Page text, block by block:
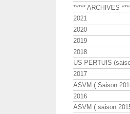
***** ARCHIVES
2021
2020
2019
2018
US PERTUIS
2017
ASVM ( Saison
2016
ASVM ( saison